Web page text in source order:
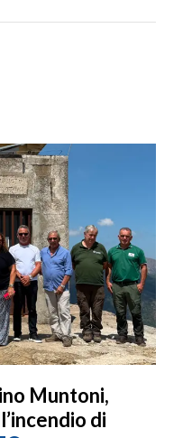
Muntoni,
di